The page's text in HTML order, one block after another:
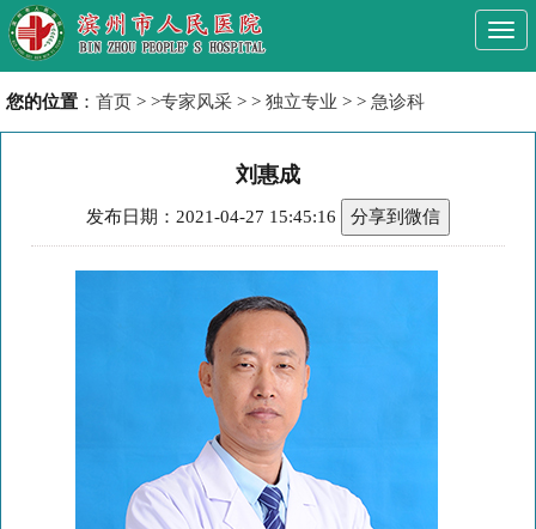
您的位置 ： 首页 > >专家风采 > > 独立专业 > > 急诊科
刘惠成
发布日期：2021-04-27 15:45:16 分享到微信